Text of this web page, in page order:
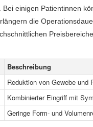
einigen Patientinnen
die
Beschreibung
Reduktion von Gewebe
Kombinierter Eingriff mit
Geringe Form- und